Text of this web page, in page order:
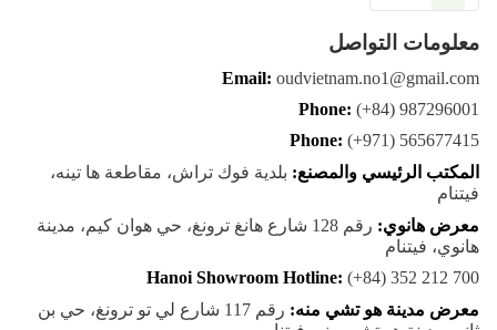
معلومات التواصل
Email: oudvietnam.no1@gmail.com
Phone: (+84) 987296001
Phone: (+971) 565677415
المكتب الرئيسي والمصنع: بلدية فوك تراش، مقاطعة ها تينه،
فيتنام
معرض هانوي:
رقم 128 شارع هانغ ترونغ، حي هوان كيم، مدينة
هانوي، فيتنام
Hanoi Showroom Hotline: (+84) 352 212 700
معرض مدينة هو تشي منه:
رقم 117 شارع لي تو ترونغ، حي بن